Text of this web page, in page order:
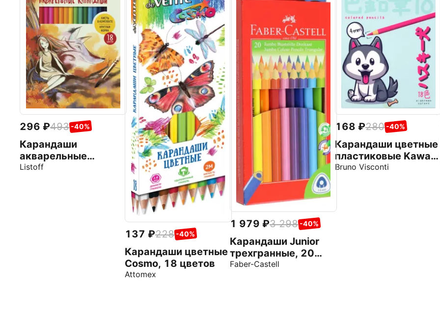
296 493 -40%
Карандаши
акварельные
Золотая пора, 18
Listoff
137 228 -40%
Карандаши цветные
Cosmo, 18 цветов
Attomex
1 979 3 298 -40%
Карандаши Junior
трехгранные, 20
цветов
Faber-Castell
168 280 -40%
Карандаши цветные
пластиковые Kawaii
Animals, 18 цветов,
Bruno Visconti